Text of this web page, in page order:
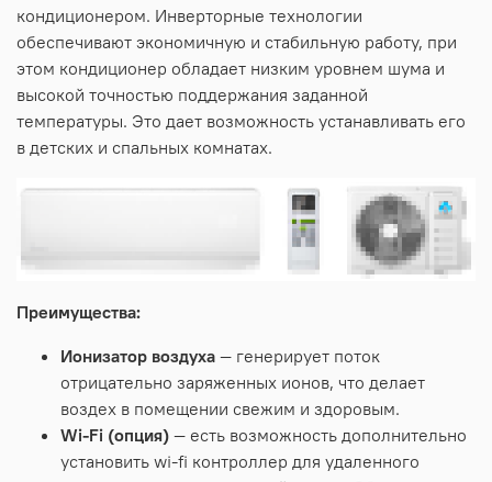
кондиционером. Инверторные технологии
обеспечивают экономичную и стабильную работу, при
этом кондиционер обладает низким уровнем шума и
высокой точностью поддержания заданной
температуры. Это дает возможность устанавливать его
в детских и спальных комнатах.
Преимущества:
Ионизатор воздуха — генерирует поток
отрицательно заряженных ионов, что делает
воздех в помещении свежим и здоровым.
Wi-Fi (опция) — есть возможность дополнительно
установить wi-fi контроллер для удаленного